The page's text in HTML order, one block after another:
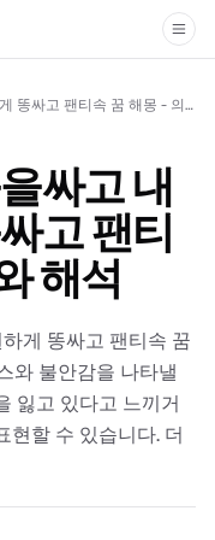
급해서 팬티에 똥을싸고 내리고 시원하게 똥싸고 팬티속 꿈 해몽 - 의미와 해석
싸고 내
고 팬티
해석
게 똥싸고 팬티속 꿈
와 불안감을 나타낼
잃고 있다고 느끼거
현할 수 있습니다. 더